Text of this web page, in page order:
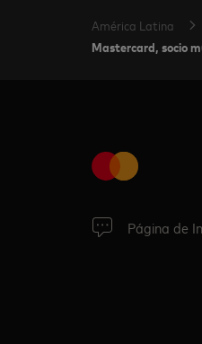
América Latina
Mastercard, socio
Página de